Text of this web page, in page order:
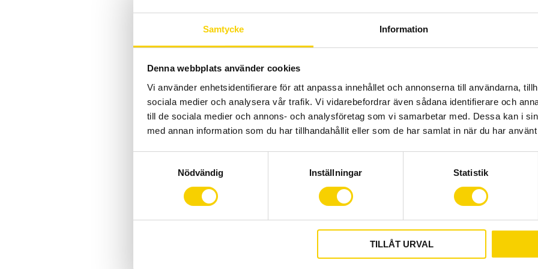
Samtycke Information
Denna webbplats använder cookies
Vi använder enhetsidentifierare för att anpassa innehållet och annonserna till användarna,
sociala medier och analysera vår trafik. Vi vidarebefordrar även sådana identifierare och
till de sociala medier och annons- och analysföretag som vi samarbetar med. Dessa kan i
med annan information som du har tillhandahållit eller som de har samlat in när du har
Nödvändig Inställningar Statistik
TILLÅT URVAL
Specifikationer:
Rekommenderad
Material - fälg:
Material - nav:
Fälgtyp: Clincher,
Fälgbredd: Inre: 24
Ekrar: 24 stk,
(2.0 - 1.8 - 2.0)
Bromsbana -
Frihjulsbody: 9/10/